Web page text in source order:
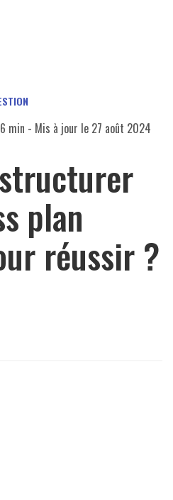
min - Mis à jour le 27 août 2024
plan
réussir ?